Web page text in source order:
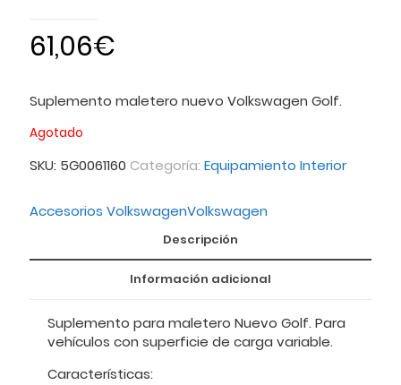
61,06€
Suplemento maletero nuevo Volkswagen Golf.
Agotado
SKU: 5G0061160 Categoría: Equipamiento Interior
Accesorios VolkswagenVolkswagen
Descripción
Información adicional
Suplemento para maletero Nuevo Golf. Para
vehículos con superficie de carga variable.
Características: